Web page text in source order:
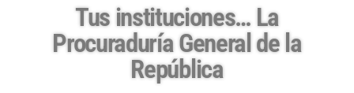
Tus instituciones… La
Procuraduría General de la
República